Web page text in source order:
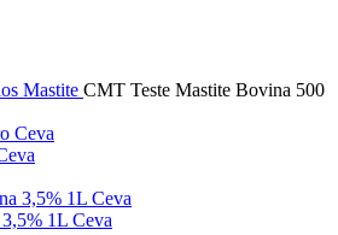
Mastite CMT Teste Mastite Bovina 500
1L Ceva